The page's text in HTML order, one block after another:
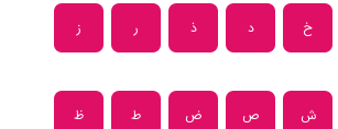
خ د ذ ر ز
ش ص ض ط ظ